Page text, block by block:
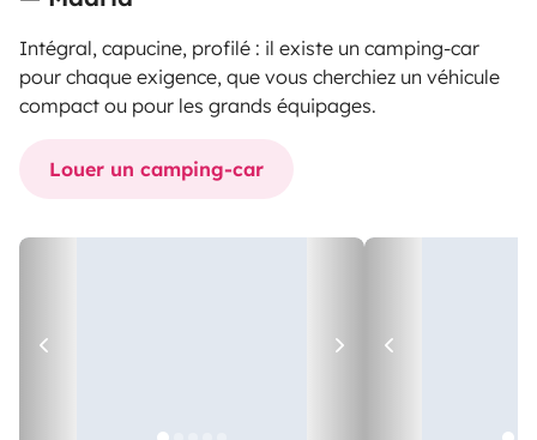
Intégral, capucine, profilé : il existe un camping-car
pour chaque exigence, que vous cherchiez un véhicule
compact ou pour les grands équipages.
Louer un camping-car